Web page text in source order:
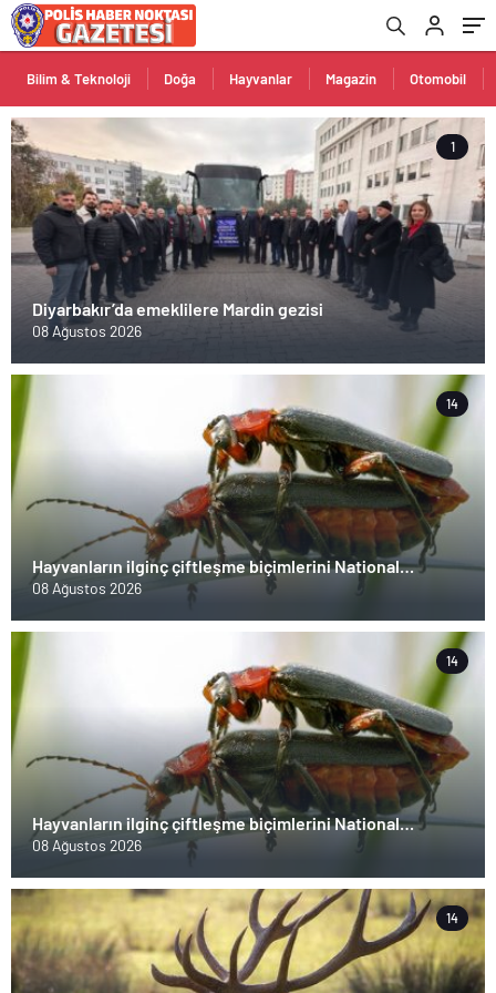
Bilim & Teknoloji Doğa Hayvanlar Magazin Otomobil
1
Diyarbakır’da emeklilere Mardin gezisi
08 Ağustos 2026
14
Hayvanların ilginç çiftleşme biçimlerini National
Geographic görüntüledi.
08 Ağustos 2026
14
Hayvanların ilginç çiftleşme biçimlerini National
Geographic görüntüledi.
08 Ağustos 2026
14